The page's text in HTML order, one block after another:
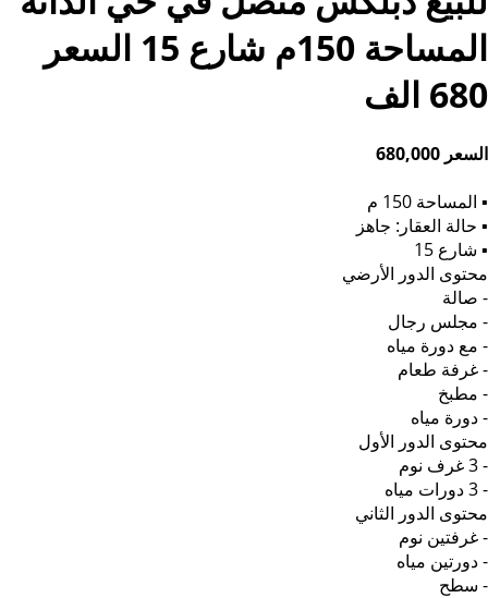
المساحة 150م شارع 15 السعر
680 الف
السعر 680,000
▪︎ المساحة 150 م
▪︎ حالة العقار: جاهز
▪︎ شارع 15
محتوى الدور الأرضي
- صالة
- مجلس رجال
- مع دورة مياه
- غرفة طعام
- مطبخ
- دورة مياه
محتوى الدور الأول
- 3 غرف نوم
- 3 دورات مياه
محتوى الدور الثاني
- غرفتين نوم
- دورتين مياه
- سطح